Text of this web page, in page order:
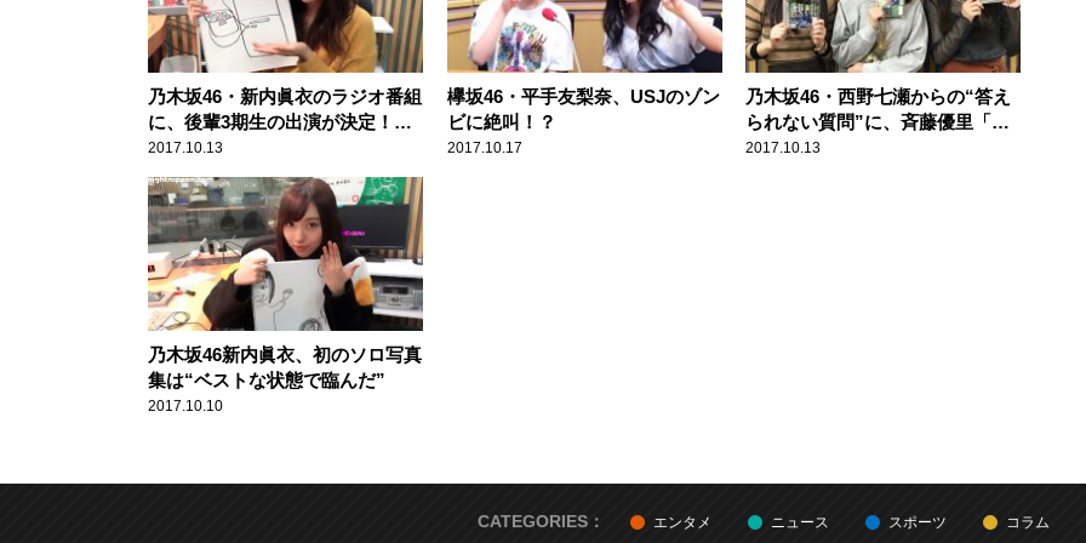
乃木坂46・新内眞衣のラジオ番組
に、後輩3期生の出演が決定！
「距離を一気に縮めたい」
2017.10.13
欅坂46・平手友梨奈、USJのゾン
ビに絶叫！？
2017.10.17
乃木坂46・西野七瀬からの“答え
られない質問”に、斉藤優里「い
じわる！(笑)」
2017.10.13
乃木坂46新内眞衣、初のソロ写真
集は“ベストな状態で臨んだ”
2017.10.10
CATEGORIES： エンタメ ニュース スポーツ コラム